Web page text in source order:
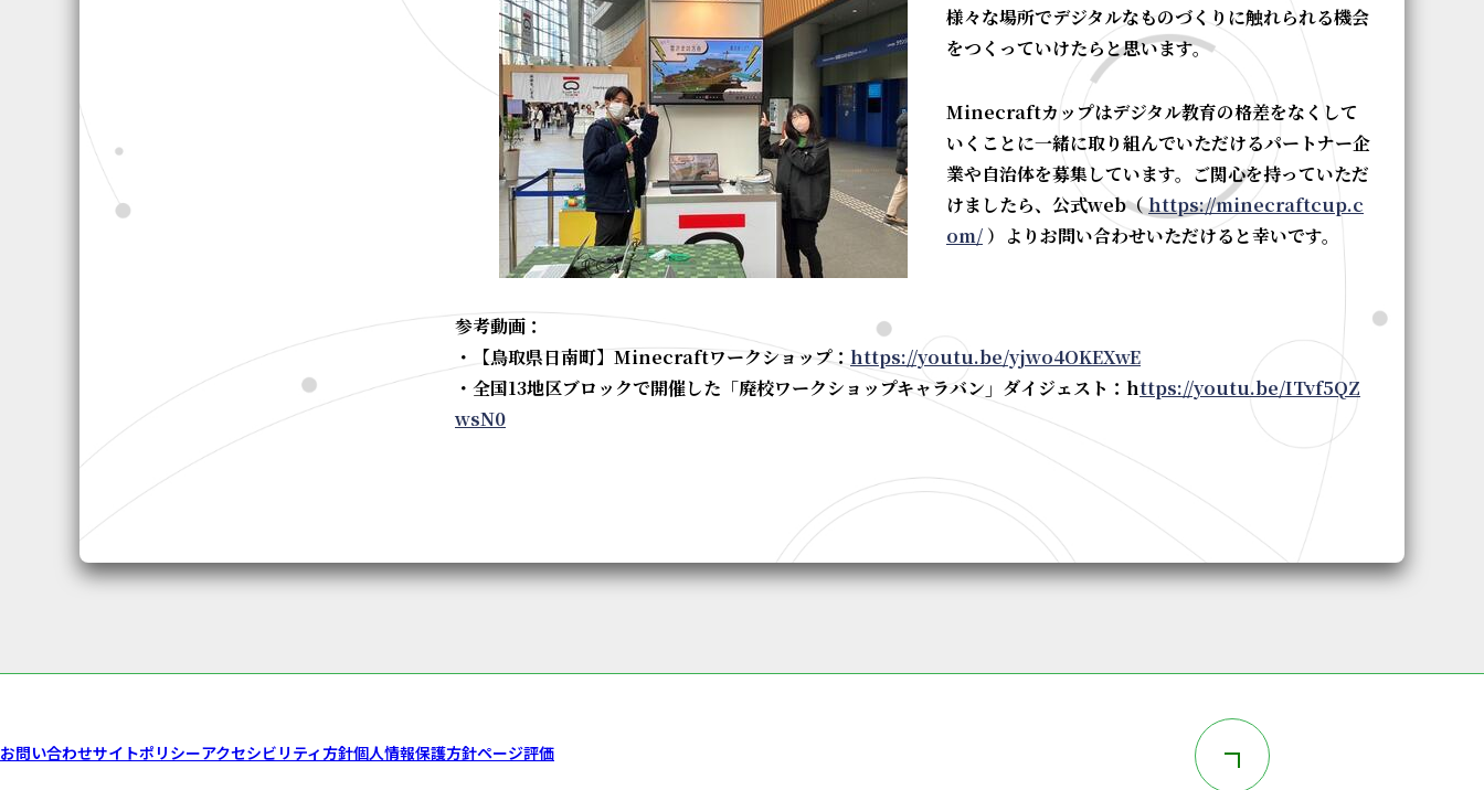
様々な場所でデジタルなものづくりに触れられる機会
をつくっていけたらと思います。
Minecraftカップはデジタル教育の格差をなくして
いくことに一緒に取り組んでいただけるパートナー企
業や自治体を募集しています。ご関心を持っていただ
けましたら、公式web（https://minecraftcup.c
om/ ）よりお問い合わせいただけると幸いです。
参考動画：
・【鳥取県日南町】Minecraftワークショップ： https://youtu.be/yjwo4OKEXwE
・全国13地区ブロックで開催した「廃校ワークショップキャラバン」ダイジェスト：https://youtu.be/ITvf5QZ
wsN0
お問い合わせサイトポリシーアクセシビリティ方針個人情報保護方針ページ評価
このページの上部へ